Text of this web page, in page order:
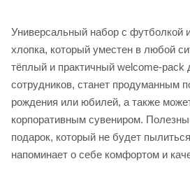
Универсальный набор с футболкой
хлопка, который уместен в любой
тёплый и практичный welcome-pack
сотрудников, станет продуманным
рождения или юбилей, а также
корпоративным сувениром.
подарок, который не будет
напоминает о себе комфортом и